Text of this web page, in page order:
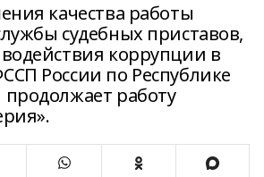
качества работы
судебных приставов,
коррупции в
России по Республике
работу